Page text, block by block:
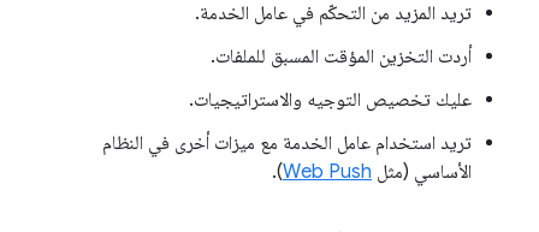
تريد المزيد من التحكّم في عامل الخدمة.
أردت التخزين المؤقت المسبق للملفات.
عليك تخصيص التوجيه والاستراتيجيات.
تريد استخدام عامل الخدمة مع ميزات أخرى في النظام
الأساسي (مثل Web Push
).